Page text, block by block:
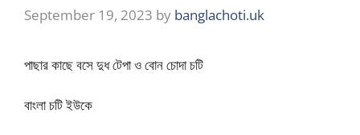
September 19, 2023 by banglachoti.uk
পাছার কাছে বসে দুধ টেপা ও বোন চোদা চটি
বাংলা চটি ইউকে